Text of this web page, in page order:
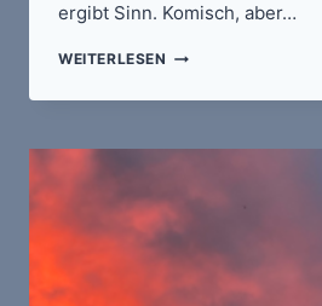
ergibt Sinn. Komisch, aber…
WEITERLESEN ZUFÄLLIG
/